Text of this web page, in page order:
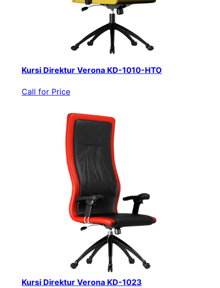
Kursi Direktur Verona KD-1010-HTO
Call for Price
Kursi Direktur Verona KD-1023